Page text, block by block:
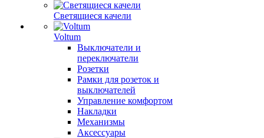
Светящиеся качели
Voltum
Выключатели и
переключатели
Розетки
Рамки для розеток и
выключателей
Управление комфортом
Накладки
Механизмы
Аксессуары